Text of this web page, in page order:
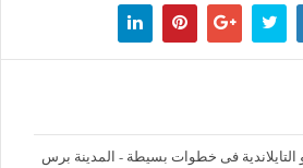
فى خطوات بسيطة - المدينة برس